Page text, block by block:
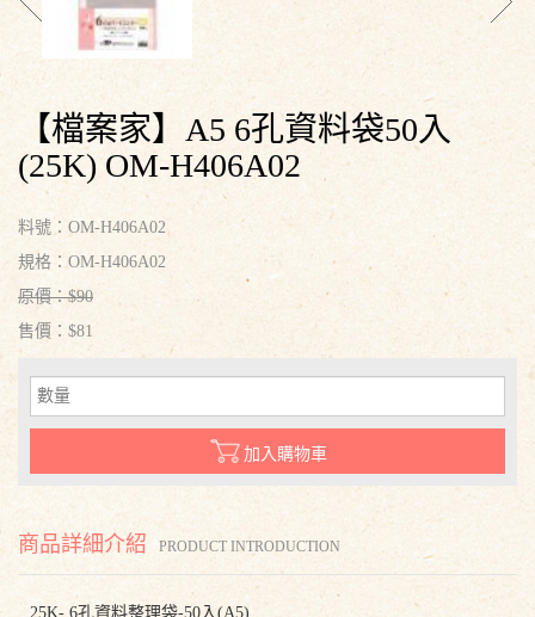
【檔案家】A5 6孔資料袋50入
(25K) OM-H406A02
料號：OM-H406A02
規格：OM-H406A02
原價：$90
售價：$81
加入購物車
商品詳細介紹 PRODUCT INTRODUCTION
25K- 6孔資料整理袋-50入(A5)